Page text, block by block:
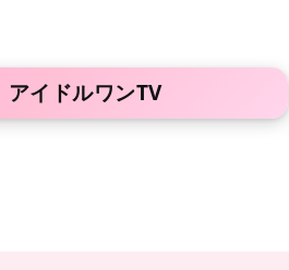
アイドルワンTV